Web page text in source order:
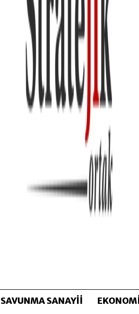
SAVUNMA SANAYİİ